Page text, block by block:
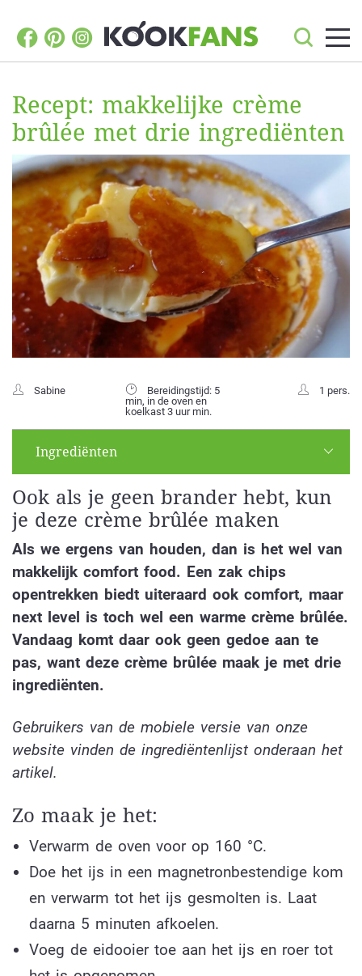
Recept: makkelijke crème
brûlée met drie ingrediënten
Sabine
Bereidingstijd: 5
min, in de oven en
koelkast 3 uur min.
1 pers.
Ingrediënten
Ook als je geen brander hebt, kun
je deze crème brûlée maken
Als we ergens van houden, dan is het wel van
makkelijk comfort food. Een zak chips
opentrekken biedt uiteraard ook comfort, maar
next level is toch wel een warme crème brûlée.
Vandaag komt daar ook geen gedoe aan te
pas, want deze crème brûlée maak je met drie
ingrediënten.
Gebruikers van de mobiele versie van onze
website vinden de ingrediëntenlijst onderaan het
artikel.
Zo maak je het:
Verwarm de oven voor op 160 °C.
Doe het ijs in een magnetronbestendige kom
en verwarm tot het ijs gesmolten is. Laat
daarna 5 minuten afkoelen.
Voeg de eidooier toe aan het ijs en roer tot